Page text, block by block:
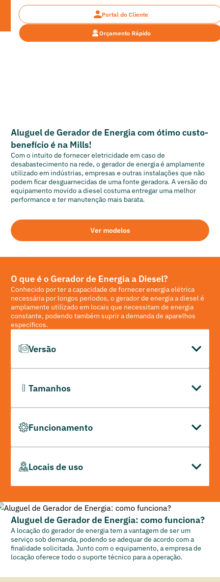
Orçamento Rápido
Portal do Cliente
Aluguel de Gerador de Energia com ótimo custo-
benefício é na Mills!
Com o intuito de fornecer eletricidade em caso de
desabastecimento na rede, o gerador de energia é amplamente
utilizado em indústrias, empresas e outras instalações que não
podem ficar desguarnecidas de uma fonte geradora. A versão do
equipamento movido a diesel costuma entregar uma melhor
performance e ter manutenção mais barata.
Ver modelos
O que é o Gerador de Energia a Diesel?
Conhecido por ter a capacidade de fornecer energia elétrica
necessária por longos períodos, o gerador de energia a diesel é
amplamente utilizado em locais que necessitam de energia
constante, podendo também suprir a demanda de aparelhos
específicos.
Versão
seu desempenho superior a outros modelos, como o gerador
de energia a gasolina.
Tamanhos
minigerador de energia), pode ser encontrado nos tamanhos
pequeno, médio e grande, e com diferentes capacidades do
Funcionamento
comprimido e, em seguida, o diesel é injetado. Esse processo
gera um calor intenso, que faz o combustível entrar em
Locais de uso
energia a diesel costuma atender locais de grande estrutura e
que, consequentemente, precisam de mais força, como
hospitais, shoppings e indústrias, por exemplo.
Aluguel de Gerador de Energia: como funciona?
A locação do gerador de energia tem a vantagem de ser um
serviço sob demanda, podendo se adequar de acordo com a
finalidade solicitada. Junto com o equipamento, a empresa de
locação oferece todo o suporte técnico para a operação.